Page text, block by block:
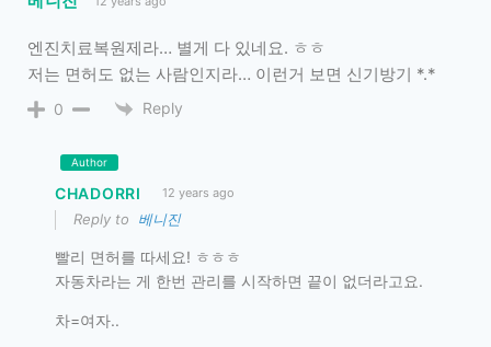
엔진치료복원제라… 별게 다 있네요. ㅎㅎ
저는 면허도 없는 사람인지라… 이런거 보면 신기방기 *.*
0 Reply
Author
CHADORRI 12 years ago
Reply to 베니진
빨리 면허를 따세요! ㅎㅎㅎ
자동차라는 게 한번 관리를 시작하면 끝이 없더라고요.
차=여자..